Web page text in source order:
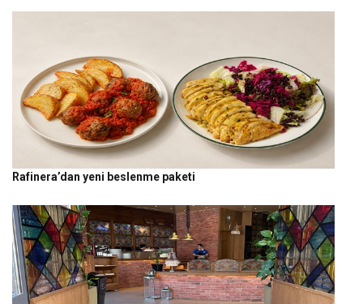
Rafinera’dan yeni beslenme paketi